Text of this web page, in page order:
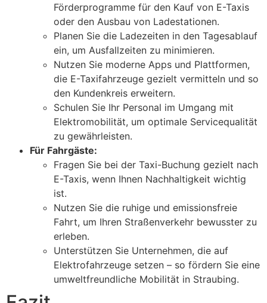
Förderprogramme für den Kauf von E-Taxis
oder den Ausbau von Ladestationen.
Planen Sie die Ladezeiten in den Tagesablauf
ein, um Ausfallzeiten zu minimieren.
Nutzen Sie moderne Apps und Plattformen,
die E-Taxifahrzeuge gezielt vermitteln und so
den Kundenkreis erweitern.
Schulen Sie Ihr Personal im Umgang mit
Elektromobilität, um optimale Servicequalität
zu gewährleisten.
Für Fahrgäste:
Fragen Sie bei der Taxi-Buchung gezielt nach
E-Taxis, wenn Ihnen Nachhaltigkeit wichtig
ist.
Nutzen Sie die ruhige und emissionsfreie
Fahrt, um Ihren Straßenverkehr bewusster zu
erleben.
Unterstützen Sie Unternehmen, die auf
Elektrofahrzeuge setzen – so fördern Sie eine
umweltfreundliche Mobilität in Straubing.